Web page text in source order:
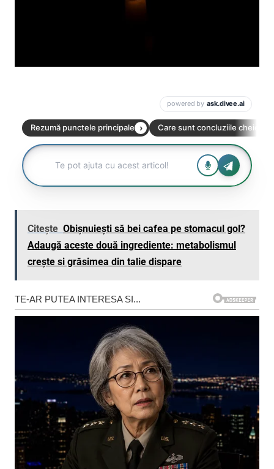
Citește Obișnuiești să bei cafea pe stomacul gol?
Adaugă aceste două ingrediente: metabolismul
crește si grăsimea din talie dispare